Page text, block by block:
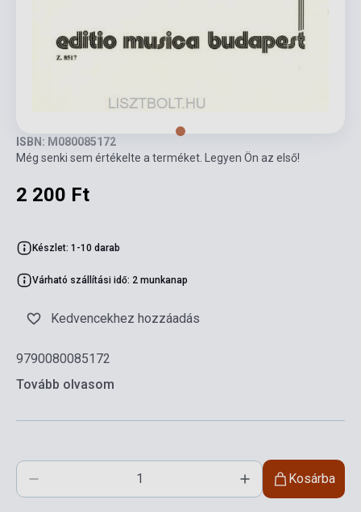
ISBN: M080085172
Még senki sem értékelte a terméket. Legyen Ön az első!
2 200 Ft
Készlet: 1-10 darab
Várható szállítási idő: 2 munkanap
Kedvencekhez hozzáadás
9790080085172
Tovább olvasom
Kosárba